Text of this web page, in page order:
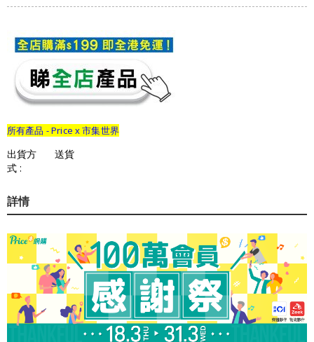
所有產品 - Price x 市集世界
出貨方
式 :
送貨
詳情